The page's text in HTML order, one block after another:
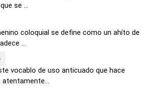
se ...
coloquial se define como un ahíto de
...
vocablo de uso anticuado que hace
atentamente...